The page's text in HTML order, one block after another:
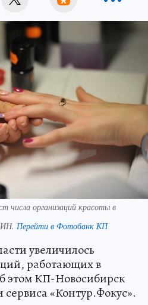
числа организаций красоты в
Перейти в Фотобанк КП
увеличилось
работающих в
этом КП-Новосибирск
«Контур.Фокус».